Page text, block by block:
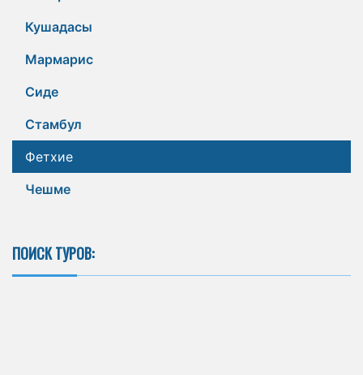
Кушадасы
Мармарис
Сиде
Стамбул
Фетхие
Чешме
ПОИСК ТУРОВ: